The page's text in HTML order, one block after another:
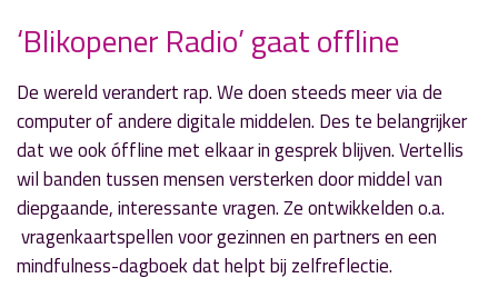
« Vorig nieuwsbericht
‘DownTown Radio’ over therapiehond
16 april 2020
'Door de Mangel' op herhaling met Roland
Hofman
16 april 2020
‘Blikopener Radio’ gaat offline
De wereld verandert rap. We doen steeds meer via de
computer of andere digitale middelen. Des te belangrijker
dat we ook óffline met elkaar in gesprek blijven. Vertellis
wil banden tussen mensen versterken door middel van
diepgaande, interessante vragen. Ze ontwikkelden o.a.
vragenkaartspellen voor gezinnen en partners en een
mindfulness-dagboek dat helpt bij zelfreflectie.